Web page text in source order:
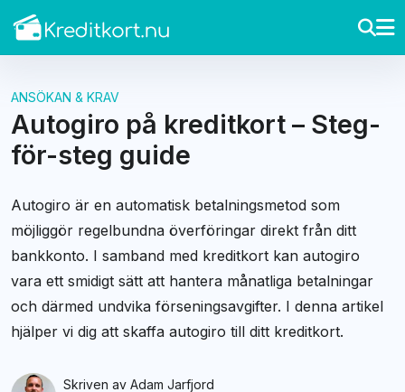
ANSÖKAN & KRAV
Autogiro på kreditkort – Steg-
för-steg guide
Autogiro är en automatisk betalningsmetod som
möjliggör regelbundna överföringar direkt från ditt
bankkonto. I samband med kreditkort kan autogiro
vara ett smidigt sätt att hantera månatliga betalningar
och därmed undvika förseningsavgifter. I denna artikel
hjälper vi dig att skaffa autogiro till ditt kreditkort.
Skriven av Adam Jarfjord